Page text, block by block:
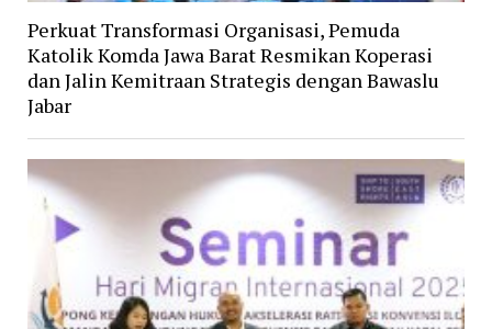
Perkuat Transformasi Organisasi, Pemuda
Katolik Komda Jawa Barat Resmikan Koperasi
dan Jalin Kemitraan Strategis dengan Bawaslu
Jabar